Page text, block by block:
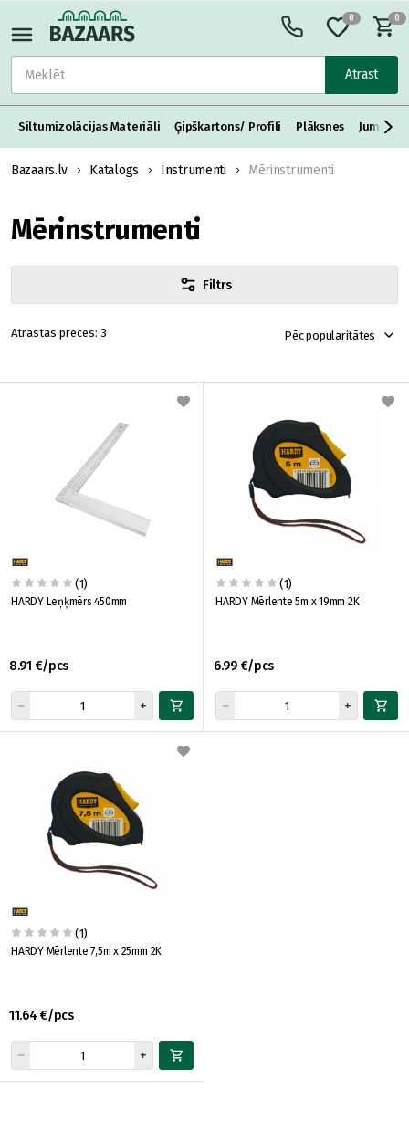
Atrast
0 0
Siltumizolācijas Materiāli Ģipškartons/ Profili Plāksnes Jumta
Bazaars.lv Katalogs Instrumenti Mērinstrumenti
Mērinstrumenti
Filtrs
3 Pēc popularitātes
(1)
HARDY Leņķmērs 450mm
8.91 €/pcs
(1)
HARDY Mērlente 5m x 19mm 2K
6.99 €/pcs
(1)
HARDY Mērlente 7,5m x 25mm 2K
11.64 €/pcs